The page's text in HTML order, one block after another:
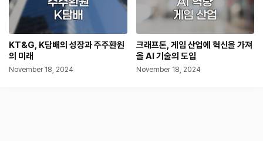
KT&G, K담배의 성장과 주주환원
의 미래
November 18, 2024
크래프톤, 게임 산업에 혁신을 가져
올 AI 기술의 도입
November 18, 2024